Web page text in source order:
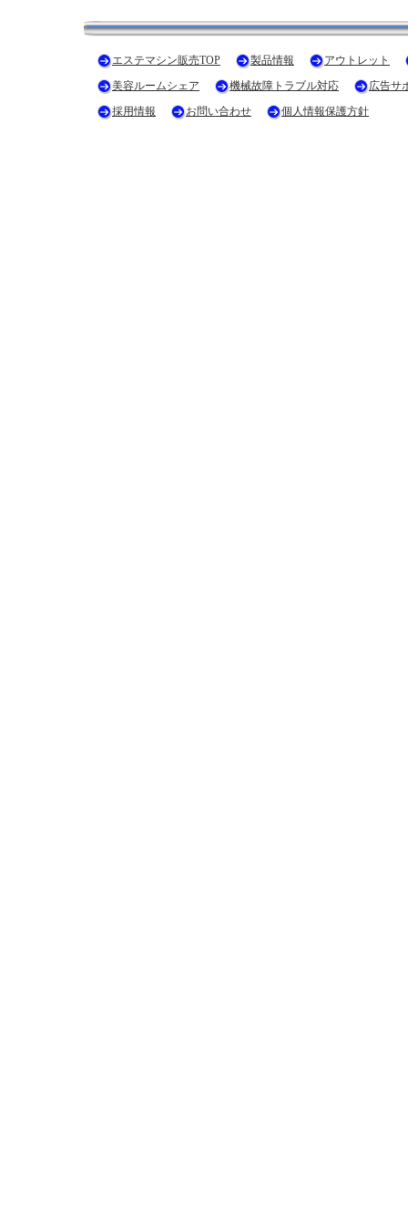
エステマシン販売TOP 製品情報
アウトレット
美容ルームシェア
機械故障トラブル対応
広告サ
採用情報
お問い合わせ 個人情報保護方針